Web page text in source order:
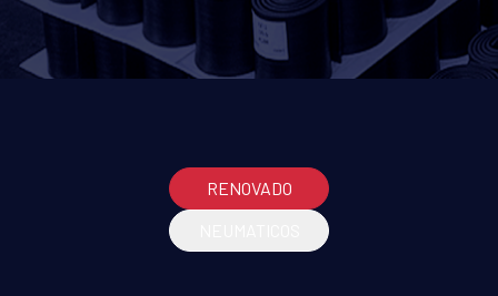
RENOVADO